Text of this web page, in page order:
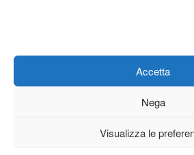
Accetta
Nega
Visualizza le